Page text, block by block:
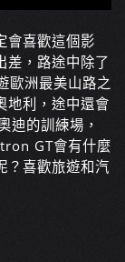
會喜歡這個影
差，路途中除了
歐洲最美山路之
地利，途中還會
的訓練場，
GT會有什麼
？喜歡旅遊和汽